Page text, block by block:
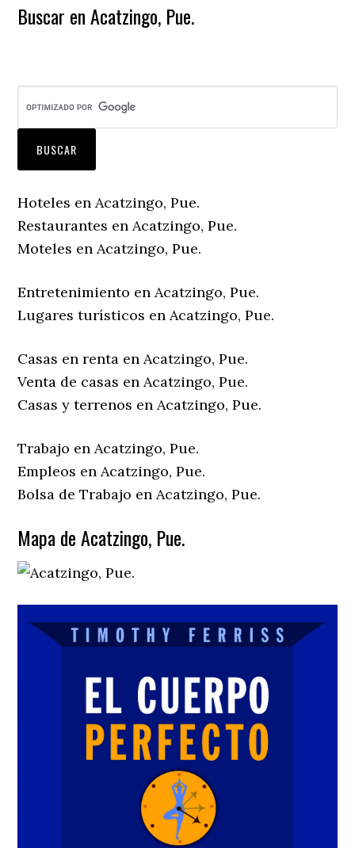
Buscar en Acatzingo, Pue.
Hoteles en Acatzingo, Pue.
Restaurantes en Acatzingo, Pue.
Moteles en Acatzingo, Pue.
Entretenimiento en Acatzingo, Pue.
Lugares turísticos en Acatzingo, Pue.
Casas en renta en Acatzingo, Pue.
Venta de casas en Acatzingo, Pue.
Casas y terrenos en Acatzingo, Pue.
Trabajo en Acatzingo, Pue.
Empleos en Acatzingo, Pue.
Bolsa de Trabajo en Acatzingo, Pue.
Mapa de Acatzingo, Pue.